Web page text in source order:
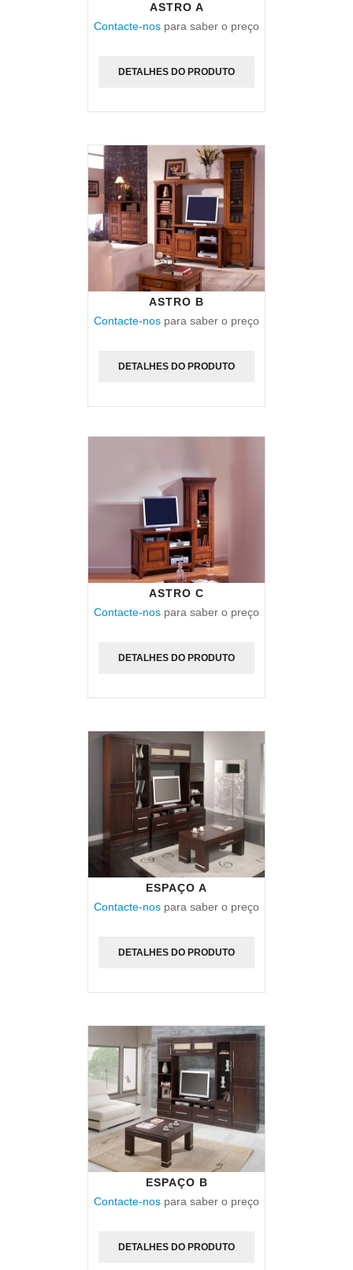
ASTRO A
Contacte-nos para saber o preço
DETALHES DO PRODUTO
ASTRO B
Contacte-nos para saber o preço
DETALHES DO PRODUTO
ASTRO C
Contacte-nos para saber o preço
DETALHES DO PRODUTO
ESPAÇO A
Contacte-nos para saber o preço
DETALHES DO PRODUTO
ESPAÇO B
Contacte-nos para saber o preço
DETALHES DO PRODUTO